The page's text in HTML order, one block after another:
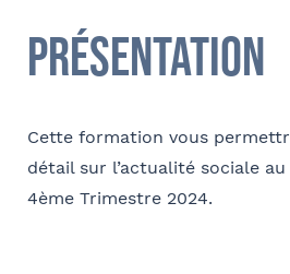
Présentation
Cette formation vous
détail sur l’actualité sociale
4ème Trimestre 2024.
Déjà client ?
Oui
Si oui dans quelle ville ?